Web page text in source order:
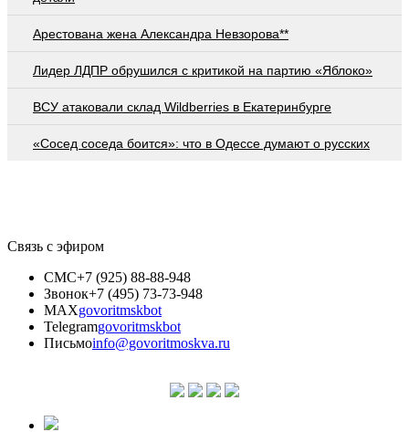
Арестована жена Александра Невзорова**
Лидер ЛДПР обрушился с критикой на партию «Яблоко»
ВСУ атаковали склад Wildberries в Екатеринбурге
«Сосед соседа боится»: что в Одессе думают о русских
Связь с эфиром
СМС+7 (925) 88-88-948
Звонок+7 (495) 73-73-948
MAXgovoritmskbot
Telegramgovoritmskbot
Письмоinfo@govoritmoskva.ru